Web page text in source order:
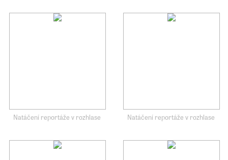
Natáčení reportáže v rozhlase Natáčení reportáže v rozhlase